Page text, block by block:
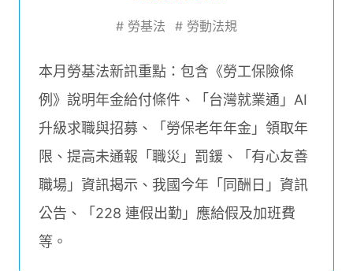
# 勞基法 # 勞動法規
本月勞基法新訊重點：包含《勞工保險條
例》說明年金給付條件、「台灣就業通」AI
升級求職與招募、「勞保老年年金」領取年
限、提高未通報「職災」罰鍰、「有心友善
職場」資訊揭示、我國今年「同酬日」資訊
公告、「228 連假出勤」應給假及加班費
等。